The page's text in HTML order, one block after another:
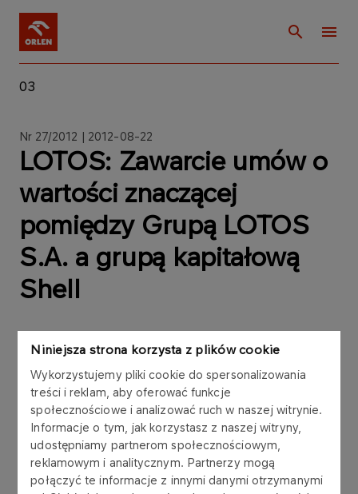
Niniejsza strona korzysta z plików cookie
Wykorzystujemy pliki cookie do spersonalizowania
treści i reklam, aby oferować funkcje
społecznościowe i analizować ruch w naszej witrynie.
Informacje o tym, jak korzystasz z naszej witryny,
udostępniamy partnerom społecznościowym,
reklamowym i analitycznym. Partnerzy mogą
połączyć te informacje z innymi danymi otrzymanymi
03
Nr 27/2012 | 2012-08-22
LOTOS: Zawarcie umów o
wartości znaczącej
pomiędzy Grupą LOTOS
S.A. a grupą kapitałową
Shell
W okresie od 31.12.2011r. do 22.08.2012r., Grupa
LOTOS zawarła ze spółkami grupy kapitałowej
Shell umowy, których łączna wartość wyniosła ok.
643 mln zł i osiągnęła wartość umowy znaczącej,
przekraczając 10% kapitałów własnych Grupy
LOTOS.